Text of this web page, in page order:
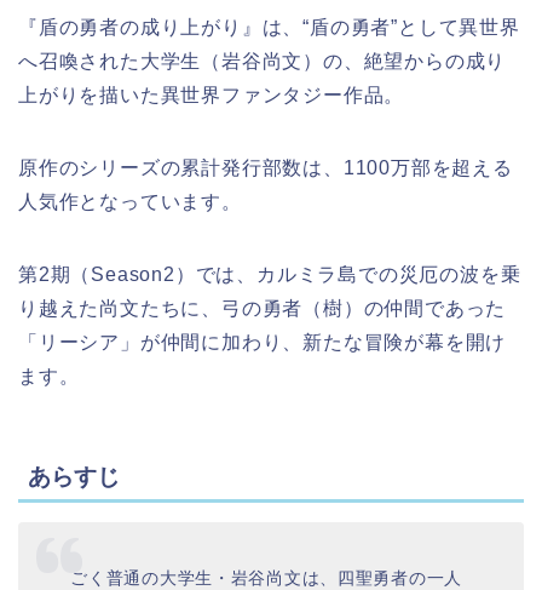
『盾の勇者の成り上がり』は、“盾の勇者”として異世界
へ召喚された大学生（岩谷尚文）の、絶望からの成り
上がりを描いた異世界ファンタジー作品。
原作のシリーズの累計発行部数は、1100万部を超える
人気作となっています。
第2期（Season2）では、カルミラ島での災厄の波を乗
り越えた尚文たちに、弓の勇者（樹）の仲間であった
「リーシア」が仲間に加わり、新たな冒険が幕を開け
ます。
あらすじ
ごく普通の大学生・岩谷尚文は、四聖勇者の一人